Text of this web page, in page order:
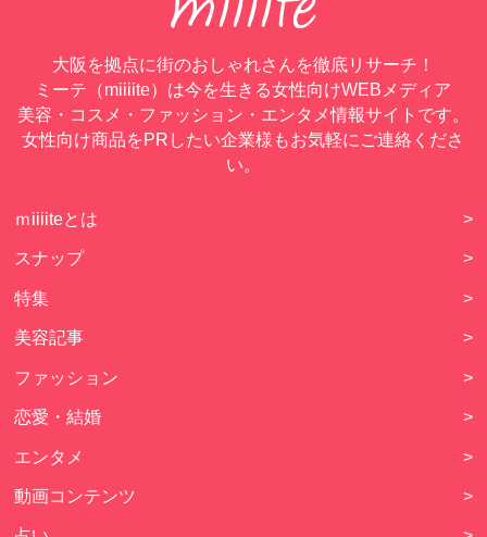
大阪を拠点に街のおしゃれさんを徹底リサーチ！
ミーテ（miiiite）は今を生きる女性向けWEBメディア
美容・コスメ・ファッション・エンタメ情報サイトです。
女性向け商品をPRしたい企業様もお気軽にご連絡くださ
い。
ｍiiiiteとは >
スナップ >
特集 >
美容記事 >
ファッション >
恋愛・結婚 >
エンタメ >
動画コンテンツ >